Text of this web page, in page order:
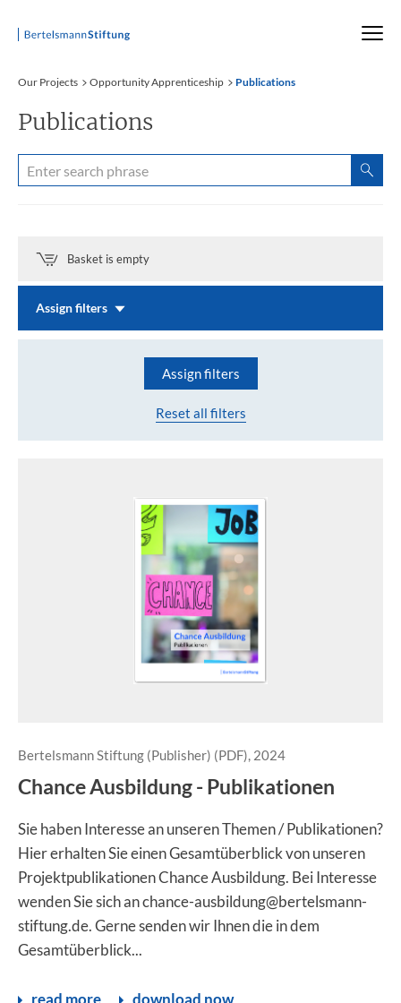
Startseite
Our Projects Opportunity Apprenticeship Publications
Publications
Basket is empty
Assign filters
Assign filters
Reset all filters
Bertelsmann Stiftung (Publisher) (PDF), 2024
Chance Ausbildung - Publikationen
Sie haben Interesse an unseren Themen / Publikationen?
Hier erhalten Sie einen Gesamtüberblick von unseren
Projektpublikationen Chance Ausbildung. Bei Interesse
wenden Sie sich an chance-ausbildung@bertelsmann-
stiftung.de. Gerne senden wir Ihnen die in dem
Gesamtüberblick...
read more download now